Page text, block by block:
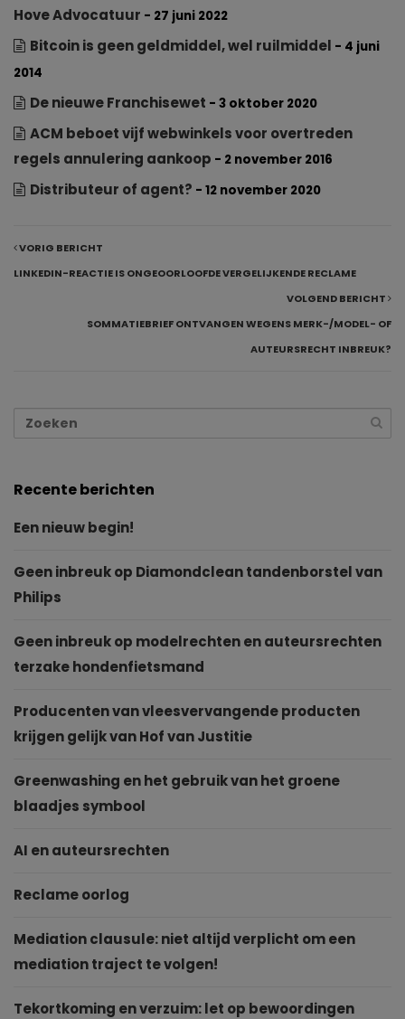
Hove Advocatuur - 27 juni 2022
Bitcoin is geen geldmiddel, wel ruilmiddel - 4 juni
2014
De nieuwe Franchisewet - 3 oktober 2020
ACM beboet vijf webwinkels voor overtreden
regels annulering aankoop - 2 november 2016
Distributeur of agent? - 12 november 2020
VORIG BERICHT
LINKEDIN-REACTIE IS ONGEOORLOOFDE VERGELIJKENDE RECLAME
VOLGEND BERICHT
SOMMATIEBRIEF ONTVANGEN WEGENS MERK-/MODEL- OF
AUTEURSRECHT INBREUK?
Recente berichten
Een nieuw begin!
Geen inbreuk op Diamondclean tandenborstel van
Philips
Geen inbreuk op modelrechten en auteursrechten
terzake hondenfietsmand
Producenten van vleesvervangende producten
krijgen gelijk van Hof van Justitie
Greenwashing en het gebruik van het groene
blaadjes symbool
AI en auteursrechten
Reclame oorlog
Mediation clausule: niet altijd verplicht om een
mediation traject te volgen!
Tekortkoming en verzuim: let op bewoordingen